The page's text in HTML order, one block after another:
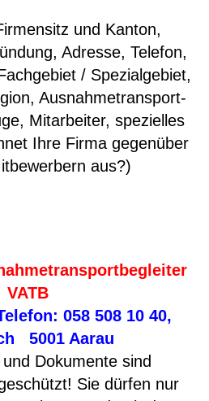
und Kanton,
Adresse, Telefon,
/ Spezialgebiet,
Ausnahmetransport-
Mitarbeiter, spezielles
Ihre Firma gegenüber
aus?)
VATB
058 508 10 40,
5001 Aarau
Dokumente sind
Sie dürfen nur